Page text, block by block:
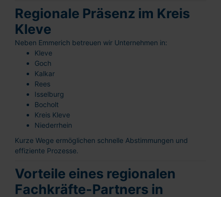
Regionale Präsenz im Kreis
Kleve
Neben Emmerich betreuen wir Unternehmen in:
Kleve
Goch
Kalkar
Rees
Isselburg
Bocholt
Kreis Kleve
Niederrhein
Kurze Wege ermöglichen schnelle Abstimmungen und
effiziente Prozesse.
Vorteile eines regionalen
Fachkräfte-Partners in